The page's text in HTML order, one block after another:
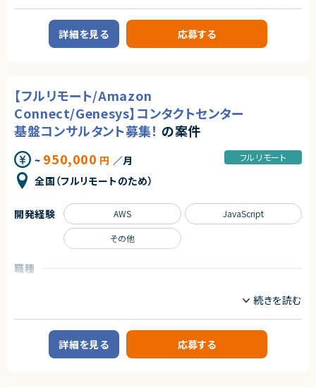
★ ITSM＋ITOM＋生成AI（Now Assist）まで扱える先進案件です
★ 進捗・品質・リソース管理や顧客折衝など、マネジメントスキルを最大限
発揮できます
・JavaScript によるフォームカスタマイズ経験
・Power Platform を用いた開発経験
契約形態
株式会社LASSIC
エージェントから
の経験をしっかり積めます
★ Sales / Customer Service / Finance など主要モジュールを横断的に
扱い、業務システム全体を設計できるポジションです
★ Dataverse・Power Apps・Power Automate を活用し、モダンな Powe
★ プラグイン開発やフォームカスタマイズなど、標準機能＋αの技術力を活
かせる環境です
【案件概要】
福祉向けSaaSサービスを展開する福祉Tech企業にて、Ruby on Railsを中
心としたバックエンド開発を担うエンジニア募集案件です。
プロダクトの企画段階から設計・開発・リリース・運用まで、フルサイクルでプ
ロダクトの成長に関われるポジションとなります。
【業務内容】
・福祉Tech SaaSプロダクトのバックエンド開発（Ruby on Rails）
・要求分析〜要件定義、基本設計、詳細設計、実装、運用保守までの一連の
開発業務
・サポートチームからの問い合わせ対応を含めたプロダクト改善
・PdM・UXデザイナー・QA・SREと連携した企画／設計／開発／リリース／
運用
・福祉ドメインに関する研修・勉強会への参加
・企画単位でのPDCA型検証およびデータ分析
求めるスキル
・Ruby on Railsによるプロダクト開発経験（3年以上）
・要求分析〜要件定義、設計、実装、運用保守までのフルサイクル開発経験
・toCサービスの開発・運用に2年以上携わり、サービス成長を経験した方
・業務フローの作成・整理を行った経験
契約形態
詳細を見る 応募する
【フルリモート/Amazon
Connect/Genesys】コンタクトセンター
基盤コンサルタント募集！ の案件
~ 950,000 円 ／月
全国（フルリモートのため）
フルリモート
職種
コンタクトセンターの業務改革およびクラウド化ニーズの高まりを背景に、
Amazon Connect／Genesys Cloud などのクラウド型コンタクトセンター
基盤の提案活動をリードするコンサルタントを募集しています。
開発経験 AWS JavaScript
その他
詳細を見る 応募する